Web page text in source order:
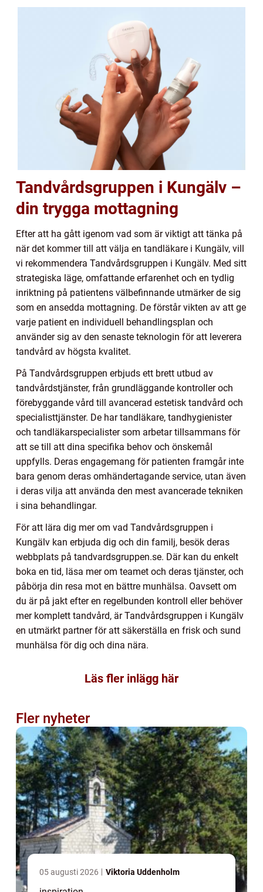
Tandvårdsgruppen i Kungälv –
din trygga mottagning
Efter att ha gått igenom vad som är viktigt att tänka på
när det kommer till att välja en tandläkare i Kungälv, vill
vi rekommendera Tandvårdsgruppen i Kungälv. Med sitt
strategiska läge, omfattande erfarenhet och en tydlig
inriktning på patientens välbefinnande utmärker de sig
som en ansedda mottagning. De förstår vikten av att ge
varje patient en individuell behandlingsplan och
använder sig av den senaste teknologin för att leverera
tandvård av högsta kvalitet.
På Tandvårdsgruppen erbjuds ett brett utbud av
tandvårdstjänster, från grundläggande kontroller och
förebyggande vård till avancerad estetisk tandvård och
specialisttjänster. De har tandläkare, tandhygienister
och tandläkarspecialister som arbetar tillsammans för
att se till att dina specifika behov och önskemål
uppfylls. Deras engagemang för patienten framgår inte
bara genom deras omhändertagande service, utan även
i deras vilja att använda den mest avancerade tekniken
i sina behandlingar.
För att lära dig mer om vad Tandvårdsgruppen i
Kungälv kan erbjuda dig och din familj, besök deras
webbplats på tandvardsgruppen.se. Där kan du enkelt
boka en tid, läsa mer om teamet och deras tjänster, och
påbörja din resa mot en bättre munhälsa. Oavsett om
du är på jakt efter en regelbunden kontroll eller behöver
mer komplett tandvård, är Tandvårdsgruppen i Kungälv
en utmärkt partner för att säkerställa en frisk och sund
munhälsa för dig och dina nära.
Läs fler inlägg här
Fler nyheter
05 augusti 2026 Viktoria Uddenholm